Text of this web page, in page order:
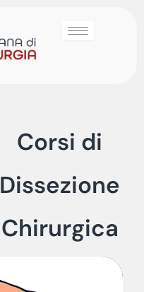
Corsi di
Dissezione
Chirurgica